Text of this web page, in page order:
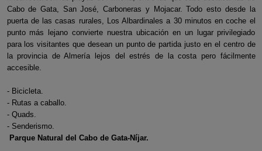
Cabo de Gata, San José, Carboneras y Mojacar. Todo esto desde la
puerta de las casas rurales, Los Albardinales a 30 minutos en coche el
punto más lejano convierte nuestra ubicación en un lugar privilegiado
para los visitantes que desean un punto de partida justo en el centro de
la provincia de Almería lejos del estrés de la costa pero fácilmente
accesible.
- Bicicleta.
- Rutas a caballo.
- Quads.
- Senderismo.
Parque Natural del Cabo de Gata-Níjar.